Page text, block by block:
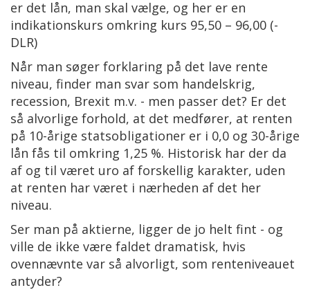
er det lån, man skal vælge, og her er en
indikationskurs omkring kurs 95,50 – 96,00 (-
DLR)
Når man søger forklaring på det lave rente
niveau, finder man svar som handelskrig,
recession, Brexit m.v. - men passer det? Er det
så alvorlige forhold, at det medfører, at renten
på 10-årige statsobligationer er i 0,0 og 30-årige
lån fås til omkring 1,25 %. Historisk har der da
af og til været uro af forskellig karakter, uden
at renten har været i nærheden af det her
niveau.
Ser man på aktierne, ligger de jo helt fint - og
ville de ikke være faldet dramatisk, hvis
ovennævnte var så alvorligt, som renteniveauet
antyder?